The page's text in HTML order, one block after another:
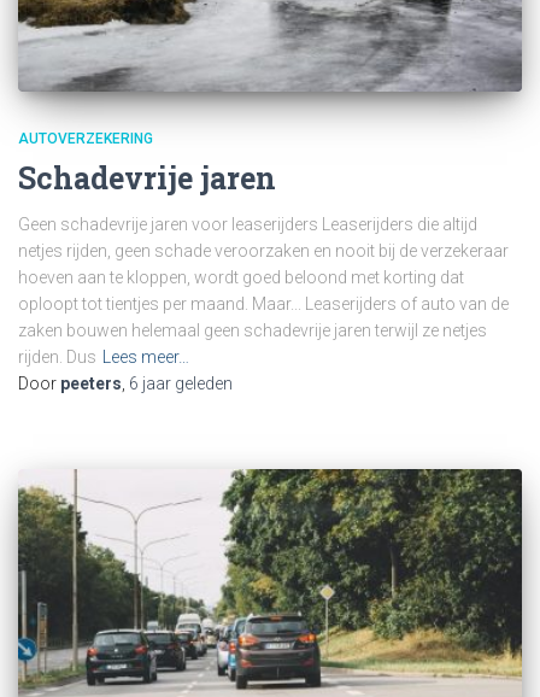
AUTOVERZEKERING
Schadevrije jaren
Geen schadevrije jaren voor leaserijders Leaserijders die altijd
netjes rijden, geen schade veroorzaken en nooit bij de verzekeraar
hoeven aan te kloppen, wordt goed beloond met korting dat
oploopt tot tientjes per maand. Maar... Leaserijders of auto van de
zaken bouwen helemaal geen schadevrije jaren terwijl ze netjes
rijden. Dus Lees meer…
Door peeters, 6 jaar geleden